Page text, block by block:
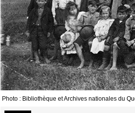
Photo : Bibliothèque et Archives nationales du